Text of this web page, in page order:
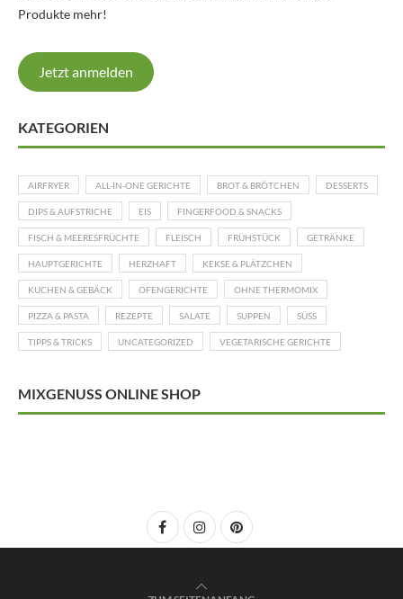
Produkte mehr!
Jetzt anmelden
KATEGORIEN
AIRFRYER ALL-IN-ONE GERICHTE BROT & BRÖTCHEN DESSERTS
DIPS & AUFSTRICHE EIS FINGERFOOD & SNACKS
FISCH & MEERESFRÜCHTE FLEISCH FRÜHSTÜCK GETRÄNKE
HAUPTGERICHTE HERZHAFT KEKSE & PLÄTZCHEN
KUCHEN & GEBÄCK OFENGERICHTE OHNE THERMOMIX
PIZZA & PASTA REZEPTE SALATE SUPPEN SÜSS
TIPPS & TRICKS UNCATEGORIZED VEGETARISCHE GERICHTE
MIXGENUSS ONLINE SHOP